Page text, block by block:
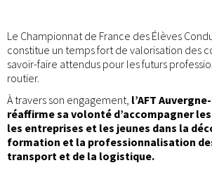
Le Championnat de France des Élèves
constitue un temps fort de valorisation des
savoir-faire attendus pour les futurs
routier.
À travers son engagement, l’AFT
réaffirme sa volonté d’accompagner
les entreprises et les jeunes dans la
formation et la professionnalisation
transport et de la logistique.